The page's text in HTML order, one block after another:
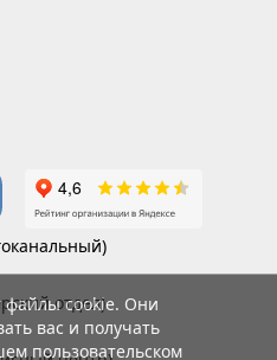
отдел)
файлы cookie. Они
вас и получать
пользовательском